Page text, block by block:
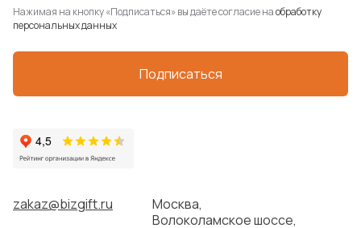
Артикул: 21069.10
В наличии: 147 шт.
Нажимая на кнопку «Подписаться» вы даёте согласие наобработку
персональных данных
Подписаться
zakaz@bizgift.ru
Москва,
Волоколамское шоссе,